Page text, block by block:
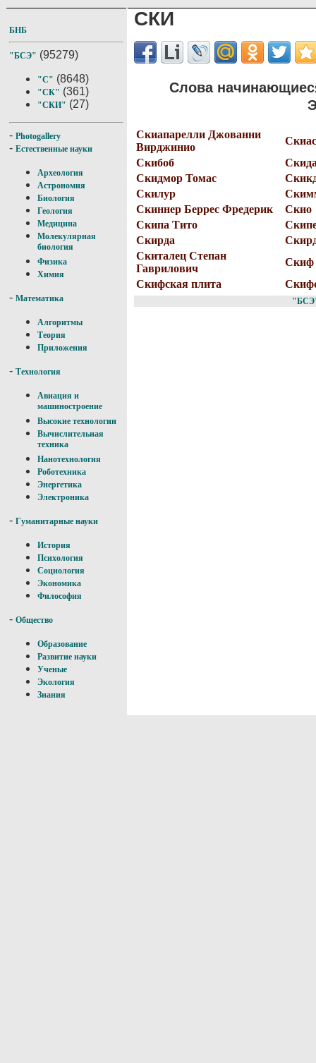
БНБ
"БСЭ" (95279)
"С" (8648)
"СК" (361)
"СКИ" (27)
- Photogallery
- Естественные науки
Археология
Астрономия
Биология
Геология
Медицина
Молекулярная
биология
Физика
Химия
- Математика
Алгоритмы
Теория
Приложения
- Технология
Авиация и
машиностроение
Высокие технологии
Вычислительная
техника
Нанотехнология
Роботехника
Энергетика
Электроника
- Гуманитарные науки
История
Психология
Социология
Экономика
Философия
- Общество
Образование
Развитие науки
Ученые
Экология
Знания
СКИ
Слова
Скиапарелли Джованни
Вирджинио
Скибоб
Скидмор Томас
Скилур
Скиннер Беррес Фредерик
Скио
Скипа Тито
Скирда
Скиталец Степан
Гаврилович
Скиф
Скифская плита